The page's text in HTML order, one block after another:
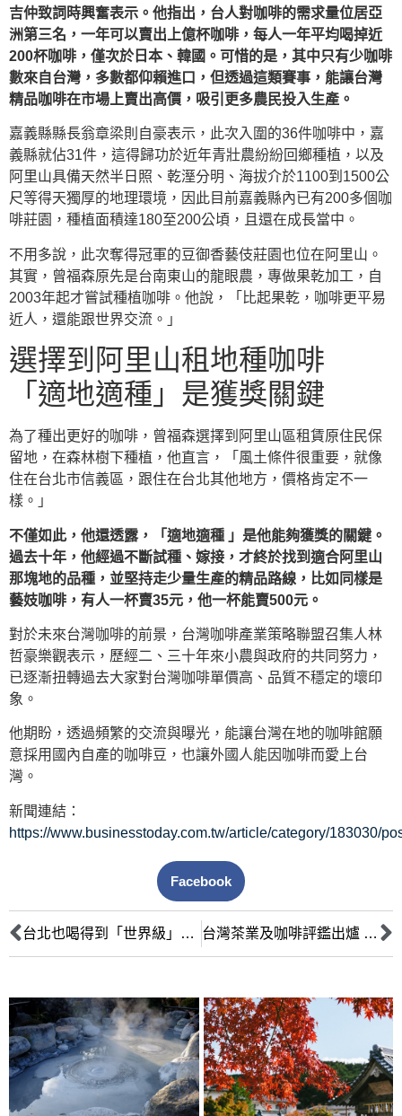
吉仲致詞時興奮表示。他指出，台人對咖啡的需求量位居亞
洲第三名，一年可以賣出上億杯咖啡，每人一年平均喝掉近
200杯咖啡，僅次於日本、韓國。可惜的是，其中只有少咖啡
數來自台灣，多數都仰賴進口，但透過這類賽事，能讓台灣
精品咖啡在市場上賣出高價，吸引更多農民投入生產。
嘉義縣縣長翁章梁則自豪表示，此次入圍的36件咖啡中，嘉
義縣就佔31件，這得歸功於近年青壯農紛紛回鄉種植，以及
阿里山具備天然半日照、乾溼分明、海拔介於1100到1500公
尺等得天獨厚的地理環境，因此目前嘉義縣內已有200多個咖
啡莊園，種植面積達180至200公頃，且還在成長當中。
不用多說，此次奪得冠軍的豆御香藝伎莊園也位在阿里山。
其實，曾福森原先是台南東山的龍眼農，專做果乾加工，自
2003年起才嘗試種植咖啡。他說，「比起果乾，咖啡更平易
近人，還能跟世界交流。」
選擇到阿里山租地種咖啡
「適地適種」是獲獎關鍵
為了種出更好的咖啡，曾福森選擇到阿里山區租賃原住民保
留地，在森林樹下種植，他直言，「風土條件很重要，就像
住在台北市信義區，跟住在台北其他地方，價格肯定不一
樣。」
不僅如此，他還透露，「適地適種 」是他能夠獲獎的關鍵。
過去十年，他經過不斷試種、嫁接，才終於找到適合阿里山
那塊地的品種，並堅持走少量生產的精品路線，比如同樣是
藝妓咖啡，有人一杯賣35元，他一杯能賣500元。
對於未來台灣咖啡的前景，台灣咖啡產業策略聯盟召集人林
哲豪樂觀表示，歷經二、三十年來小農與政府的共同努力，
已逐漸扭轉過去大家對台灣咖啡單價高、品質不穩定的壞印
象。
他期盼，透過頻繁的交流與曝光，能讓台灣在地的咖啡館願
意採用國內自產的咖啡豆，也讓外國人能因咖啡而愛上台
灣。
新聞連結：
https://www.businesstoday.com.tw/article/category/183030/
Facebook
台北也喝得到「世界級」咖啡！台北4間世界冠軍掌門的咖啡館，藏在巷弄裡 台灣茶業及咖啡評鑑出爐 台中好手獲肯定